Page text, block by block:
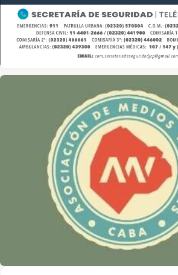
Asociación de Medios Vecinales